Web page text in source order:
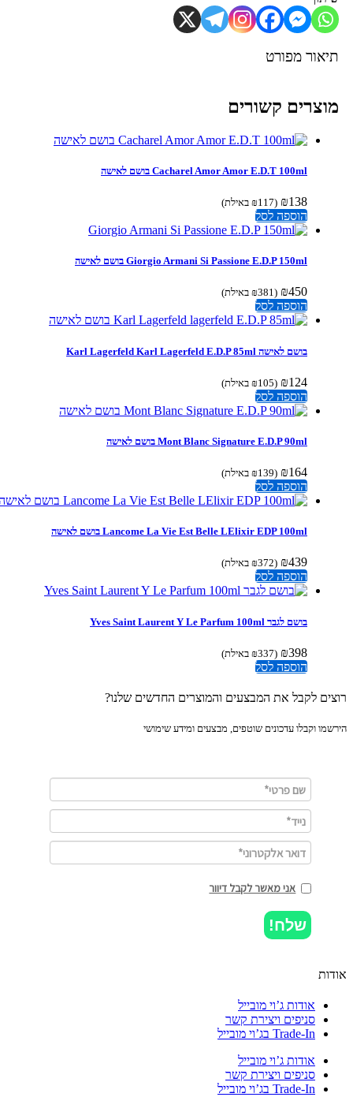
מפורט
קשורים
Cacharel Amor Amor E.D.T 100ml בושם לאישה
₪
(
₪ 117 באילת)
הוספה לסל
Giorgio Armani Si Passione E.D.P 150ml בושם לאישה
₪
(
₪ 381 באילת)
הוספה לסל
בושם לאישה Karl Lagerfeld Karl Lagerfeld E.D.P 85ml
₪
(
₪ 105 באילת)
הוספה לסל
Mont Blanc Signature E.D.P 90ml בושם לאישה
₪
(
₪ 139 באילת)
הוספה לסל
Lancome La Vie Est Belle LElixir EDP 100ml בושם לאישה
₪
(
₪ 372 באילת)
הוספה לסל
בושם לגבר Yves Saint Laurent Y Le Parfum 100ml
₪
(
₪ 337 באילת)
הוספה לסל
לקבל את המבצעים והמוצרים החדשים שלנו?
וקבלו עדכונים שוטפים, מבצעים ומידע שימושי
אני מאשר לקבל דיוור
שלח!
אודות ג’וי מובייל
סניפים ויצירת קשר
Trade-In בג’וי מובייל
אודות ג’וי מובייל
סניפים ויצירת קשר
Trade-In בג’וי מובייל